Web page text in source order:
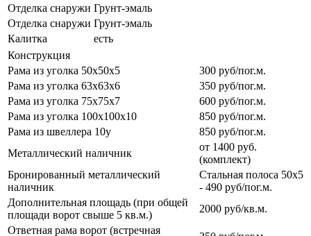
Отделка снаружи Грунт-эмаль
Отделка снаружи Грунт-эмаль
Калитка
есть
Конструкция
Рама из уголка 50х50х5
300 руб/пог.м.
Рама из уголка 63х63х6
350 руб/пог.м.
Рама из уголка 75х75х7
600 руб/пог.м.
Рама из уголка 100х100х10
850 руб/пог.м.
Рама из швеллера 10у
850 руб/пог.м.
Металлический наличник
от 1400 руб.
(комплект)
Бронированный металлический
наличник
Стальная полоса 50х5
- 490 руб/пог.м.
Дополнительная площадь (при общей
площади ворот свыше 5 кв.м.)
2000 руб/кв.м.
Ответная рама ворот (встречная